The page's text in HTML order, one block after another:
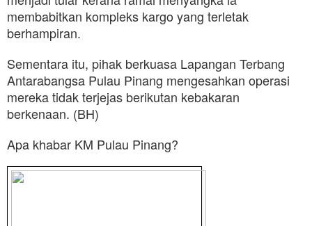
membabitkan kompleks kargo yang terletak
berhampiran.
Sementara itu, pihak berkuasa Lapangan Terbang
Antarabangsa Pulau Pinang mengesahkan operasi
mereka tidak terjejas berikutan kebakaran
berkenaan. (BH)
Apa khabar KM Pulau Pinang?